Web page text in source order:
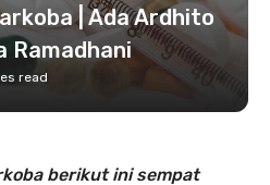
| Ada Ardhito
Ramadhani
read
berikut ini sempat